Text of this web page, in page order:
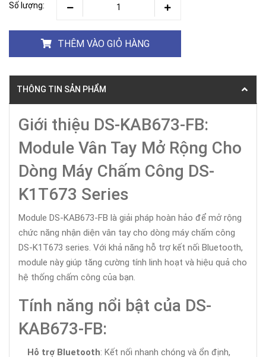
Số lượng:
THÊM VÀO GIỎ HÀNG
THÔNG TIN SẢN PHẨM
Giới thiệu DS-KAB673-FB:
Module Vân Tay Mở Rộng Cho
Dòng Máy Chấm Công DS-
K1T673 Series
Module DS-KAB673-FB là giải pháp hoàn hảo để mở rộng
chức năng nhận diện vân tay cho dòng máy chấm công
DS-K1T673 series. Với khả năng hỗ trợ kết nối Bluetooth,
module này giúp tăng cường tính linh hoạt và hiệu quả cho
hệ thống chấm công của bạn.
Tính năng nổi bật của DS-
KAB673-FB:
Hỗ trợ Bluetooth: Kết nối nhanh chóng và ổn định,